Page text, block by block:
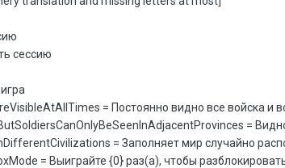
сессию
= Постоянно видно все войска и
=
= Заполняет мир случайно
= Выиграйте {0} раз(а), чтобы